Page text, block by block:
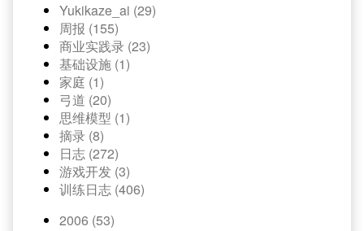
Yukikaze_ai (29)
周报 (155)
商业实践录 (23)
基础设施 (1)
家庭 (1)
弓道 (20)
思维模型 (1)
摘录 (8)
日志 (272)
游戏开发 (3)
训练日志 (406)
2006 (53)